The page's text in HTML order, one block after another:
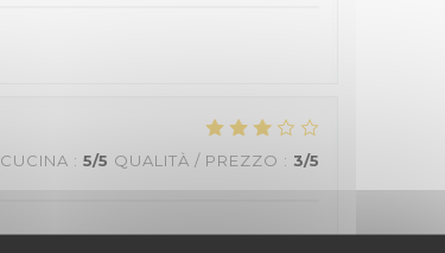
CUCINA : 5/5 QUALITÀ / PREZZO : 3/5